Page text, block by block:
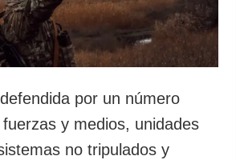
por un número
y medios, unidades
no tripulados y